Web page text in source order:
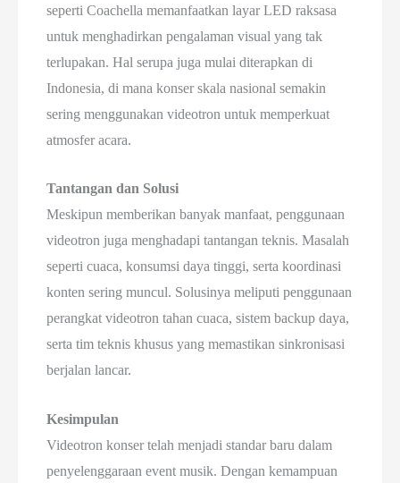
seperti Coachella memanfaatkan layar LED raksasa
untuk menghadirkan pengalaman visual yang tak
terlupakan. Hal serupa juga mulai diterapkan di
Indonesia, di mana konser skala nasional semakin
sering menggunakan videotron untuk memperkuat
atmosfer acara.
Tantangan dan Solusi
Meskipun memberikan banyak manfaat, penggunaan
videotron juga menghadapi tantangan teknis. Masalah
seperti cuaca, konsumsi daya tinggi, serta koordinasi
konten sering muncul. Solusinya meliputi penggunaan
perangkat videotron tahan cuaca, sistem backup daya,
serta tim teknis khusus yang memastikan sinkronisasi
berjalan lancar.
Kesimpulan
Videotron konser telah menjadi standar baru dalam
penyelenggaraan event musik. Dengan kemampuan